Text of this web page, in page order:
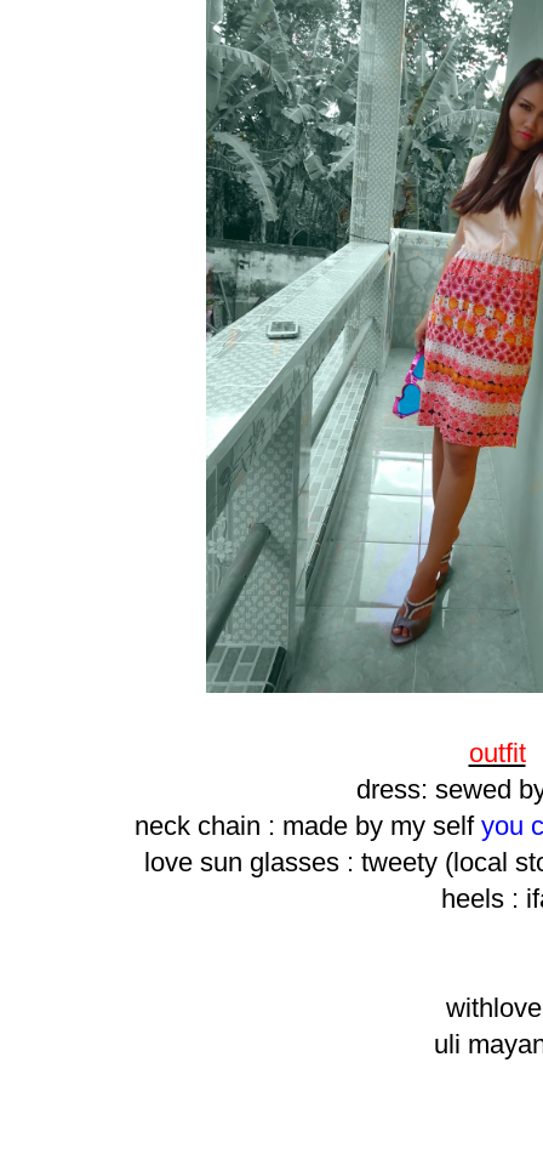
outfit
dress: sewed
neck chain : made by my self you
love sun glasses : tweety (local
heels :
uli